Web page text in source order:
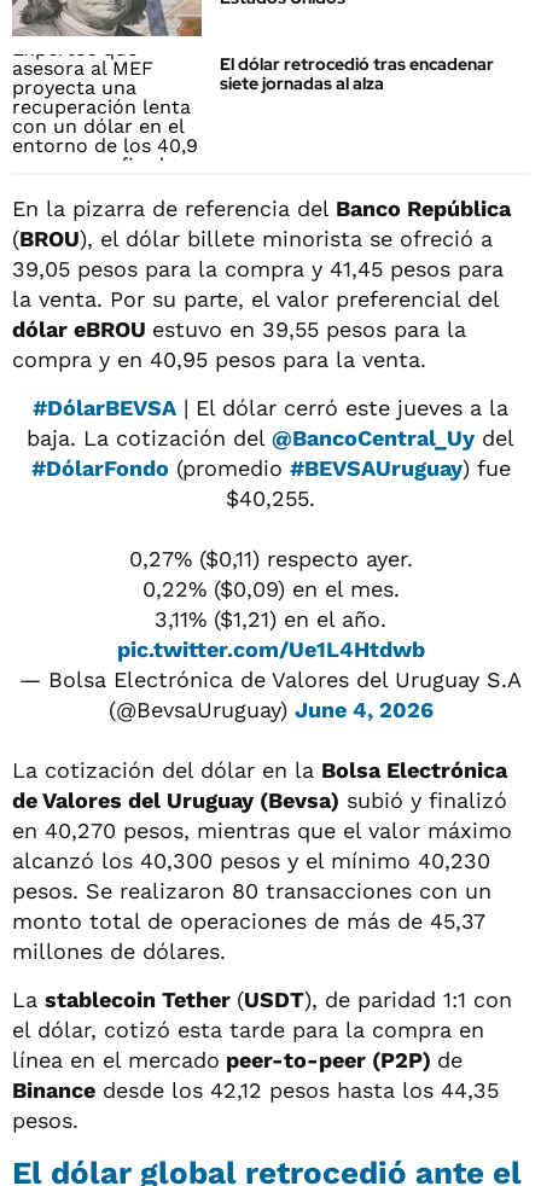
El dólar retrocedió tras encadenar
siete jornadas al alza
En la pizarra de referencia del Banco República
(BROU), el dólar billete minorista se ofreció a
39,05 pesos para la compra y 41,45 pesos para
la venta. Por su parte, el valor preferencial del
dólar eBROU estuvo en 39,55 pesos para la
compra y en 40,95 pesos para la venta.
#DólarBEVSA | El dólar cerró este jueves a la
baja. La cotización del @BancoCentral_Uy del
#DólarFondo(promedio #BEVSAUruguay) fue
$40,255.
0,27% ($0,11) respecto ayer.
0,22% ($0,09) en el mes.
3,11% ($1,21) en el año.
pic.twitter.com/Ue1L4Htdwb
— Bolsa Electrónica de Valores del Uruguay S.A
(@BevsaUruguay) June 4, 2026
La cotización del dólar en la Bolsa Electrónica
de Valores del Uruguay (Bevsa) subió y finalizó
en 40,270 pesos, mientras que el valor máximo
alcanzó los 40,300 pesos y el mínimo 40,230
pesos. Se realizaron 80 transacciones con un
monto total de operaciones de más de 45,37
millones de dólares.
La stablecoin Tether (USDT), de paridad 1:1 con
el dólar, cotizó esta tarde para la compra en
línea en el mercado peer-to-peer (P2P) de
Binance desde los 42,12 pesos hasta los 44,35
pesos.
El dólar global retrocedió ante el